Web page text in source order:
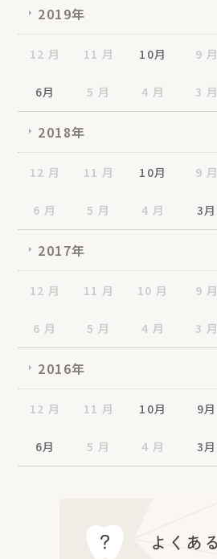
2019年
12 月 11 月 10月 9 月
6月 5 月 4 月 3 月
2018年
12 月 11 月 10月 9 月
6 月 5 月 4 月 3月
2017年
12 月 11 月 10 月 9 月
6 月 5 月 4 月 3 月
2016年
12 月 11 月 10月 9月
6月 5 月 4 月 3月